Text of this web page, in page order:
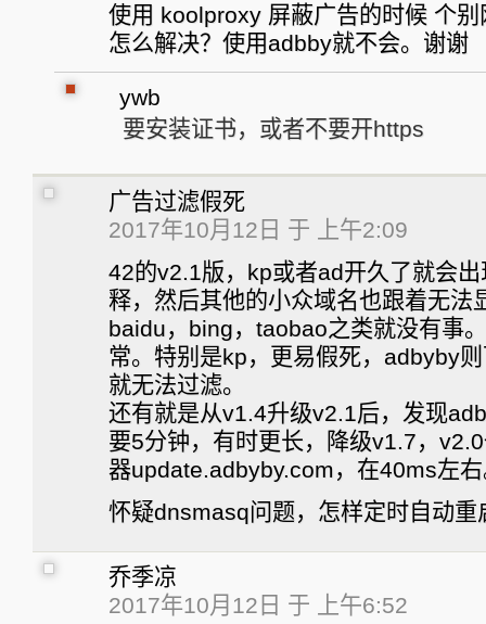
使用 koolproxy 屏蔽广告的时候 个
怎么解决？使用adbby就不会。谢谢
ywb
要安装证书，或者不要开https
广告过滤假死
2017年10月12日 于 上午2:09
42的v2.1版，kp或者ad开久了就会
释，然后其他的小众域名也跟着无法
baidu，bing，taobao之类就没有事
常。特别是kp，更易假死，adbyby
就无法过滤。
还有就是从v1.4升级v2.1后，发现
要5分钟，有时更长，降级v1.7，
器update.adbyby.com，在40ms左
怀疑dnsmasq问题，怎样定时自动重
乔季凉
2017年10月12日 于 上午6:52